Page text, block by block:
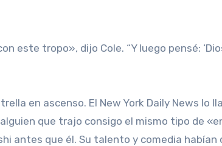
este tropo», dijo Cole. “Y luego pensé:
en ascenso. El New York Daily News lo
que trajo consigo el mismo tipo de
antes que él. Su talento y comedia habían